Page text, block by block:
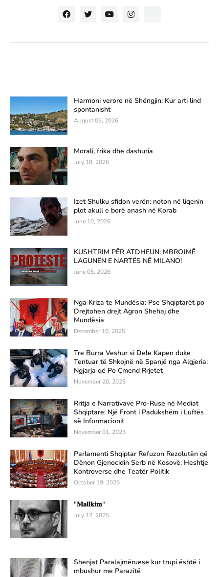
Harmoni verore në Shëngjin: Kur arti lind
spontanisht
August 03, 2026
Morali, frika dhe dashuria
July 18, 2026
Izet Shulku sfidon verën: noton në liqenin
plot akull e borë anash në Korab
June 10, 2026
KUSHTRIM PËR ATDHEUN: MBROJMË
LAGUNËN E NARTËS NË MILANO!
June 05, 2026
Nga Kriza te Mundësia: Pse Shqiptarët po
Drejtohen drejt Agron Shehaj dhe
Mundësia
December 10, 2025
Tre Burra Veshur si Dele Kapen duke
Tentuar të Shkojnë në Spanjë nga Algjeria:
Ngjarja që Po Çmend Rrjetet
November 20, 2025
Rritja e Narrativave Pro-Ruse në Mediat
Shqiptare: Një Front i Padukshëm i Luftës
së Informacionit
November 01, 2025
Parlamenti Shqiptar Refuzon Rezolutën që
Dënon Gjenocidin Serb në Kosovë: Heshtje
Kontroverse dhe Teatër Politik
October 19, 2025
"𝐌𝐚𝐥𝐥𝐤𝐢𝐦"
July 12, 2025
Shenjat Paralajmëruese kur trupi është i
mbushur me Parazitë